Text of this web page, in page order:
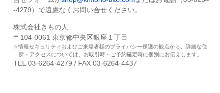
-4279）で遠慮なくお問い合せください。
株式会社きもの人
〒104-0061 東京都中央区銀座１丁目
情報セキュリティおよびご来場者様のプライバシー保護の観点から、詳細な住
所・アクセスについては、お取引時・ご予約確定時に個別にお伝えします。
TEL 03-6264-4279 / FAX 03-6264-4437